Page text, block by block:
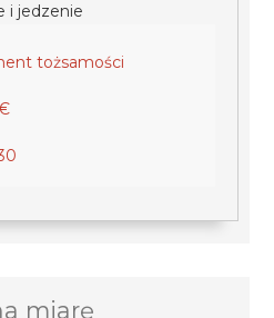
i jedzenie
tożsamości
miarę